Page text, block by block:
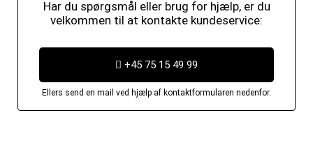
Har du spørgsmål eller brug for hjælp, er du
velkommen til at kontakte kundeservice:
+45 75 15 49 99
Ellers send en mail ved hjælp af kontaktformularen nedenfor.